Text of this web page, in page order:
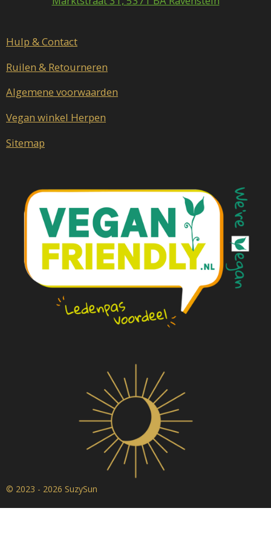
k
a
Hulp & Contact
Ruilen & Retourneren
Algemene voorwaarden
Vegan winkel Herpen
Sitemap
© 2023 - 2026 SuzySun